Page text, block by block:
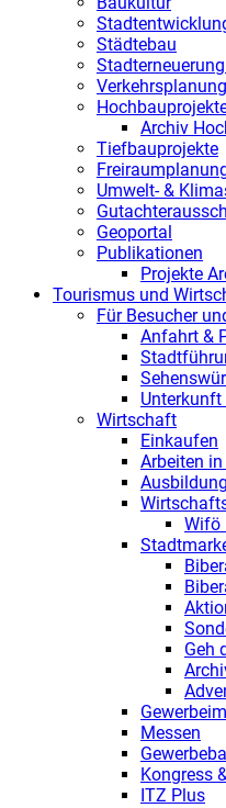
Städtebau
Verkehrsplanung
Archiv
Tiefbauprojekte
Umwelt- &
Geoportal
Publikationen
Projekte
Tourismus und
Für Besucher
Anfahrt &
Wirtschaft
Einkaufen
Arbeiten
Wifö
Geh
Messen
Kongress
ITZ Plus